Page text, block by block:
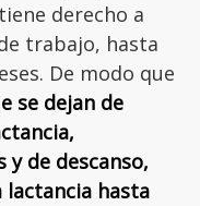
derecho a
trabajo, hasta
De modo que
se dejan de
de descanso,
lactancia hasta